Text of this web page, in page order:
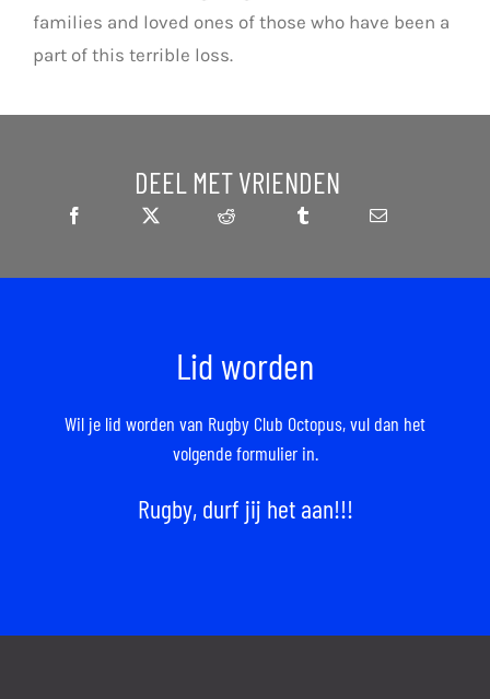
families and loved ones of those who have been a
part of this terrible loss.
DEEL MET VRIENDEN
Lid worden
Wil je lid worden van Rugby Club Octopus,vul dan het
volgende formulier in.
Rugby, durf jij het aan!!!